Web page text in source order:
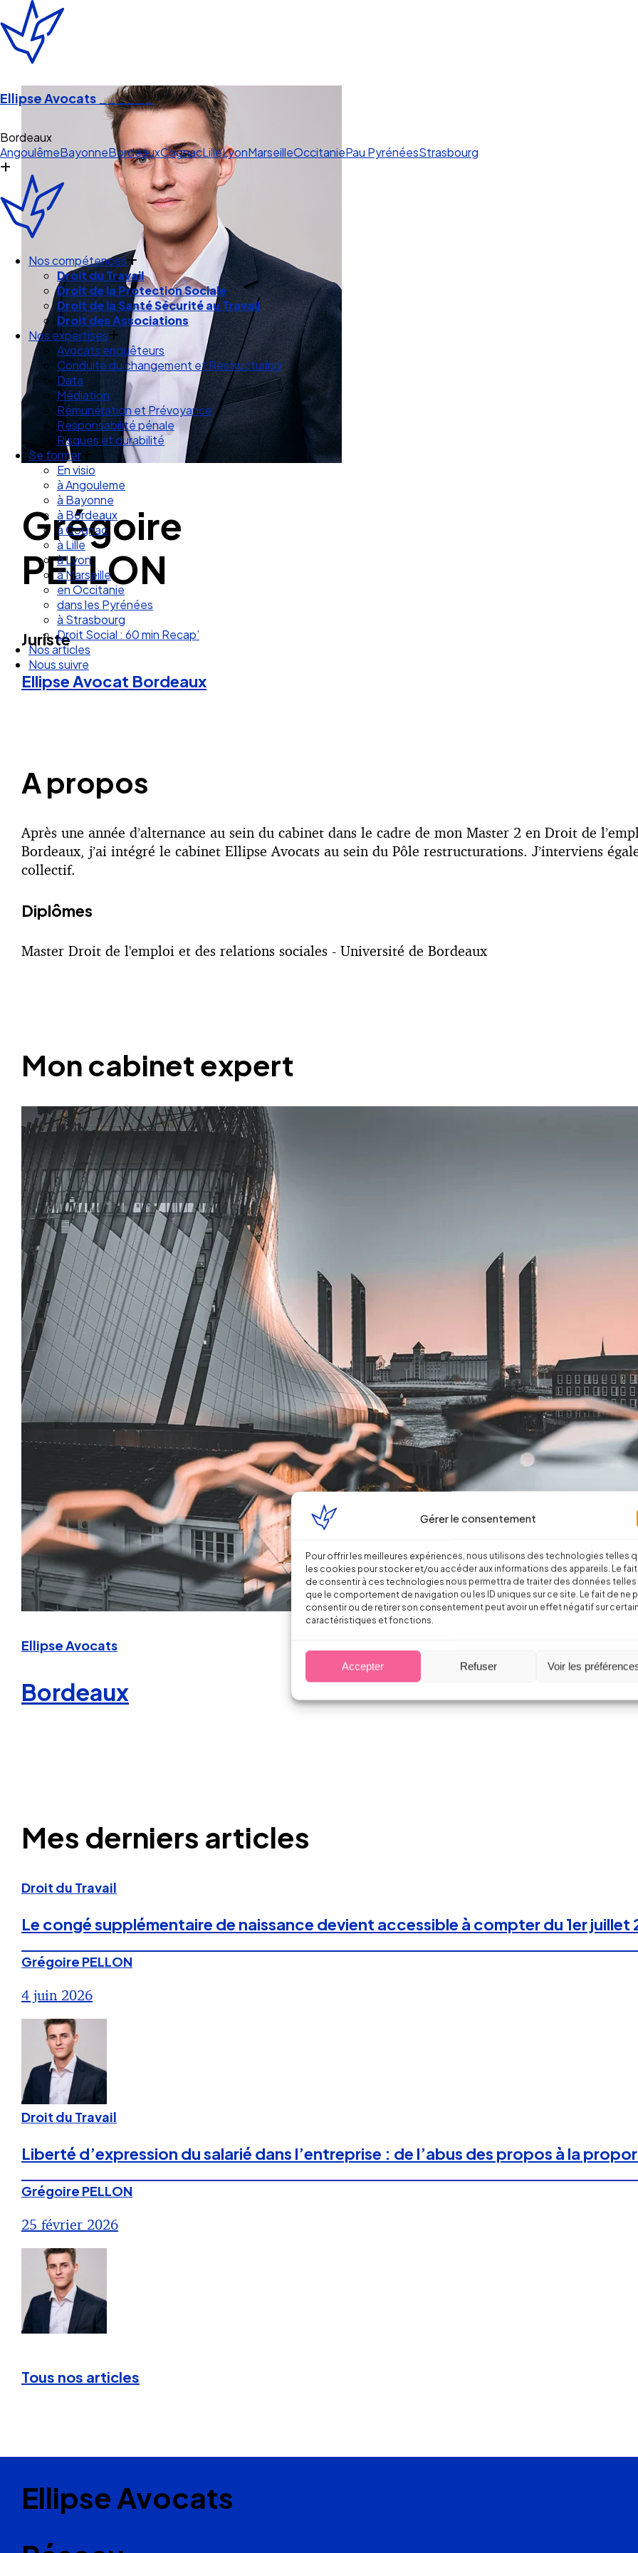
Gérer le consentement
Pour offrir les meilleures expériences, nous utilisons des technologies telles
les cookies pour stocker et/ou accéder aux informations des appareils. Le fait
de consentir à ces technologies nous permettra de traiter des données telles
que le comportement de navigation ou les ID uniques sur ce site. Le fait de ne
consentir ou de retirer son consentement peut avoir un effet négatif sur
caractéristiques et fonctions.
Accepter Refuser Voir les
Ellipse Avocats ______
Bordeaux
AngoulêmeBayonneBordeauxCognacLilleLyonMarseilleOccitaniePau PyrénéesStrasbourg
Nos compétences
Droit du Travail
Droit de la Protection Sociale
Droit de la Santé Sécurité au Travail
Droit des Associations
Nos expertises
Avocats enquêteurs
Conduite du changement et Restructuring
Data
Médiation
Rémunération et Prévoyance
Responsabilité pénale
Risques et durabilité
Se former
En visio
à Angouleme
à Bayonne
à Bordeaux
à Cognac
à Lille
à Lyon
à Marseille
en Occitanie
dans les Pyrénées
à Strasbourg
Droit Social : 60 min Recap’
Nos articles
Nous suivre
Grégoire
PELLON
Juriste
Ellipse Avocat Bordeaux
A propos
Après une année d’alternance au sein du cabinet dans le cadre de mon Master 2 en Droit de
Bordeaux, j’ai intégré le cabinet Ellipse Avocats au sein du Pôle restructurations. J’interviens
collectif.
Diplômes
Master Droit de l'emploi et des relations sociales - Université de Bordeaux
Mon cabinet expert
Ellipse Avocats
Bordeaux
Mes derniers articles
Droit du Travail
Le congé supplémentaire de naissance devient accessible à compter du 1er juillet
Grégoire PELLON
4 juin 2026
Droit du Travail
Liberté d’expression du salarié dans l’entreprise : de l’abus des propos à la
Grégoire PELLON
25 février 2026
Tous nos articles
Ellipse Avocats